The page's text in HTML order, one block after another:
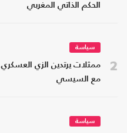
الحكم الذاتي المغربي
2
سياسة
ممثلات يرتدين الزي
مع السيسي
سياسة